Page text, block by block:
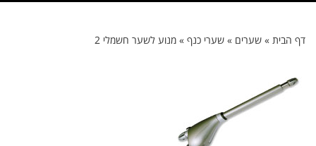
דף הבית » שערים » שערי כנף » מנוע לשער חשמלי 2